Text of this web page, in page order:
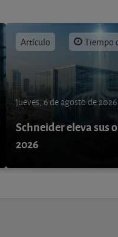
Artículo Tiempo
jueves, 6 de agosto de 2026
Schneider eleva sus
2026